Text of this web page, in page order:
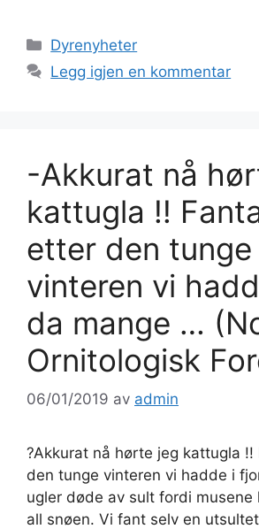
Kategorier
Dyrenyheter
Legg igjen en kommentar
-Akkurat nå
kattugla !!
etter den tunge
vinteren vi
da mange …
Ornitologisk
06/01/2019 av admin
?Akkurat nå hørte jeg kattugla
den tunge vinteren vi hadde i
ugler døde av sult fordi musene
all snøen. Vi fant selv en